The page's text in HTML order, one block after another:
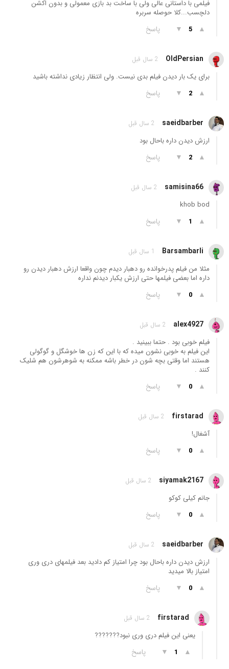
فیلمی با داستانی عالی ولی با ساخت بد بازی معمولی و بدون اکشن
دلچسب...کلا حوصله سربره
▲
5
▼ پاسخ
OldPersian 2 سال قبل
برای یک بار دیدن فیلم بدی نیست. ولی انتظار زیادی نداشته باشید
▲
2
▼ پاسخ
saeidbarber 2 سال قبل
ارزش دیدن داره باحال بود
▲
2
▼ پاسخ
samisina66 2 سال قبل
khob bod
▲
1
▼ پاسخ
Barsambarli 1 سال قبل
مثلا من فیلم پدرخوانده رو دهبار دیدم چون واقعا ارزش دهبار دیدن رو
داره اما بعضی فیلمها حتی ارزش یکبار دیدنم نداره
▲
0
▼ پاسخ
alex4927 2 سال قبل
فیلم خوبی بود . حتما ببینید .
این فیلم به خوبی نشون میده که با این که زن ها خوشگل و گوگولی
هستند اما وقتی بچه شون در خطر باشه ممکنه به شوهرشون هم شلیک
کنند .
▲
0
▼ پاسخ
firstarad 2 سال قبل
آشغال!
▲
0
▼ پاسخ
siyamak2167 2 سال قبل
جانم کیلی کوکو
▲
0
▼ پاسخ
saeidbarber 2 سال قبل
ارزش دیدن داره باحال بود چرا امتیاز کم دادید بعد فیلمهای دری وری
امتیاز بالا میدید
▲
0
▼ پاسخ
firstarad 2 سال قبل
یعنی این فیلم دری وری نبود???????
▲
1
▼ پاسخ